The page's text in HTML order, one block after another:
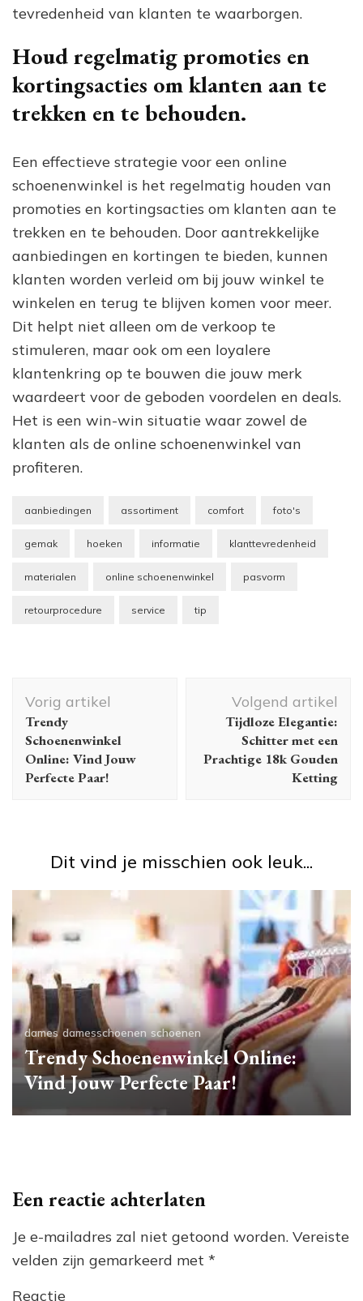
tevredenheid van klanten te waarborgen.
Houd regelmatig promoties en
kortingsacties om klanten aan te
trekken en te behouden.
Een effectieve strategie voor een online
schoenenwinkel is het regelmatig houden van
promoties en kortingsacties om klanten aan te
trekken en te behouden. Door aantrekkelijke
aanbiedingen en kortingen te bieden, kunnen
klanten worden verleid om bij jouw winkel te
winkelen en terug te blijven komen voor meer.
Dit helpt niet alleen om de verkoop te
stimuleren, maar ook om een loyalere
klantenkring op te bouwen die jouw merk
waardeert voor de geboden voordelen en deals.
Het is een win-win situatie waar zowel de
klanten als de online schoenenwinkel van
profiteren.
aanbiedingen assortiment comfort foto's
gemak hoeken informatie klanttevredenheid
materialen online schoenenwinkel pasvorm
retourprocedure service tip
Vorig artikel
Trendy
Schoenenwinkel
Online: Vind Jouw
Perfecte Paar!
Volgend artikel
Tijdloze Elegantie:
Schitter met een
Prachtige 18k Gouden
Ketting
Dit vind je misschien ook leuk...
dames damesschoenen schoenen
Trendy Schoenenwinkel Online:
Vind Jouw Perfecte Paar!
Een reactie achterlaten
Je e-mailadres zal niet getoond worden. Vereiste
velden zijn gemarkeerd met *
Reactie